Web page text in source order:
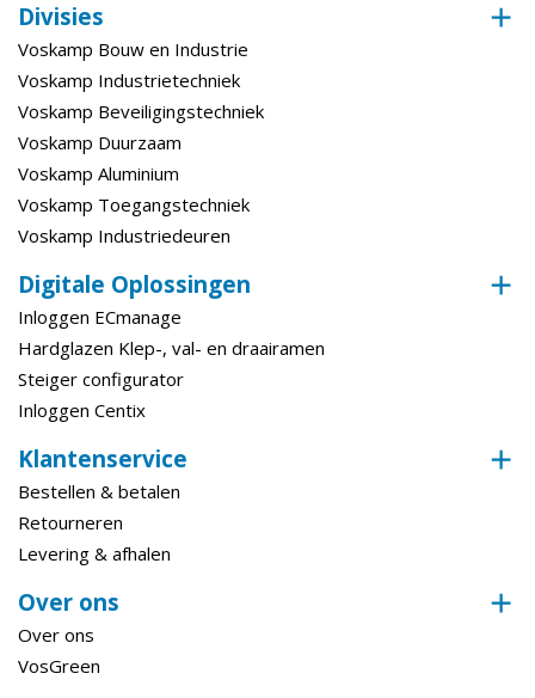
Divisies
Voskamp Bouw en Industrie
Voskamp Industrietechniek
Voskamp Beveiligingstechniek
Voskamp Duurzaam
Voskamp Aluminium
Voskamp Toegangstechniek
Voskamp Industriedeuren
Digitale Oplossingen
Inloggen ECmanage
Hardglazen Klep-, val- en draairamen
Steiger configurator
Inloggen Centix
Klantenservice
Bestellen & betalen
Retourneren
Levering & afhalen
Over ons
Over ons
VosGreen